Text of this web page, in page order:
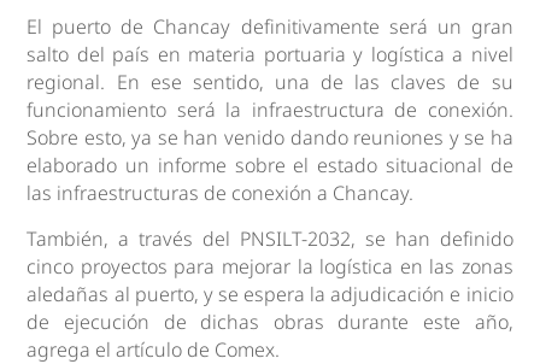
El puerto de Chancay definitivamente será un gran
salto del país en materia portuaria y logística a nivel
regional. En ese sentido, una de las claves de su
funcionamiento será la infraestructura de conexión.
Sobre esto, ya se han venido dando reuniones y se ha
elaborado un informe sobre el estado situacional de
las infraestructuras de conexión a Chancay.
También, a través del PNSILT-2032, se han definido
cinco proyectos para mejorar la logística en las zonas
aledañas al puerto, y se espera la adjudicación e inicio
de ejecución de dichas obras durante este año,
agrega el artículo de Comex.